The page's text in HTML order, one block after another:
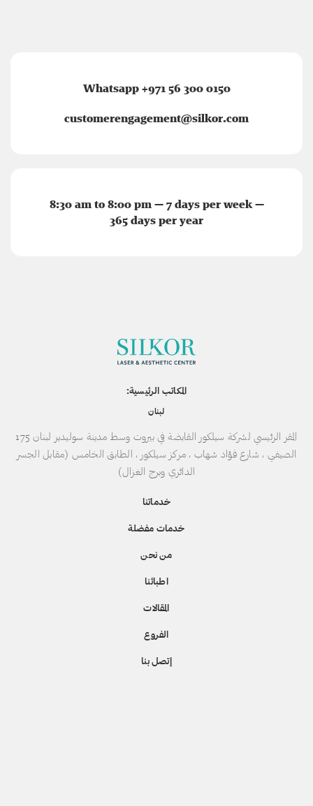
Whatsapp +971 56 300 0150
customerengagement@silkor.com
8:30 am to 8:00 pm — 7 days per week —
365 days per year
المكاتب الرئيسية:
لبنان
المقر الرئيسي لشركة سيلكور القابضة في بيروت وسط مدينة سوليدير لبنان 175
الصيفي ، شارع فؤاد شهاب ، مركز سيلكور ، الطابق الخامس (مقابل الجسر
الدائري وبرج الغزال)
خدماتنا
خدمات مفضلة
من نحن
اطبائنا
المقالات
الفروع
إتصل بنا